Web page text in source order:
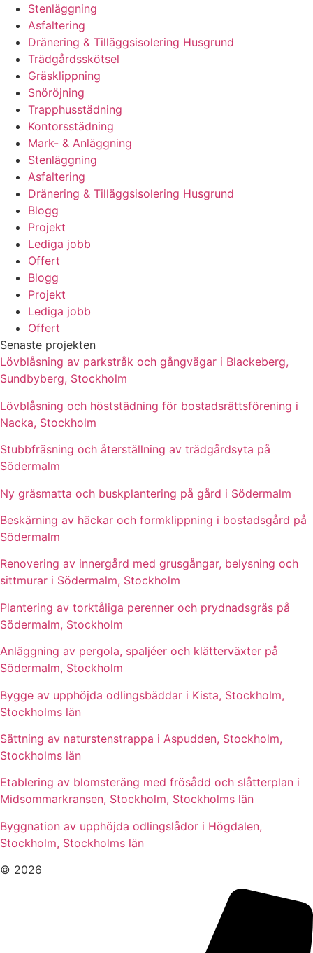
Stenläggning
Asfaltering
Dränering & Tilläggsisolering Husgrund
Trädgårdsskötsel
Gräsklippning
Snöröjning
Trapphusstädning
Kontorsstädning
Mark- & Anläggning
Stenläggning
Asfaltering
Dränering & Tilläggsisolering Husgrund
Blogg
Projekt
Lediga jobb
Offert
Blogg
Projekt
Lediga jobb
Offert
Senaste projekten
Lövblåsning av parkstråk och gångvägar i Blackeberg,
Sundbyberg, Stockholm
Lövblåsning och höststädning för bostadsrättsförening i
Nacka, Stockholm
Stubbfräsning och återställning av trädgårdsyta på
Södermalm
Ny gräsmatta och buskplantering på gård i Södermalm
Beskärning av häckar och formklippning i bostadsgård på
Södermalm
Renovering av innergård med grusgångar, belysning och
sittmurar i Södermalm, Stockholm
Plantering av torktåliga perenner och prydnadsgräs på
Södermalm, Stockholm
Anläggning av pergola, spaljéer och klätterväxter på
Södermalm, Stockholm
Bygge av upphöjda odlingsbäddar i Kista, Stockholm,
Stockholms län
Sättning av naturstenstrappa i Aspudden, Stockholm,
Stockholms län
Etablering av blomsteräng med frösådd och slåtterplan i
Midsommarkransen, Stockholm, Stockholms län
Byggnation av upphöjda odlingslådor i Högdalen,
Stockholm, Stockholms län
© 2026